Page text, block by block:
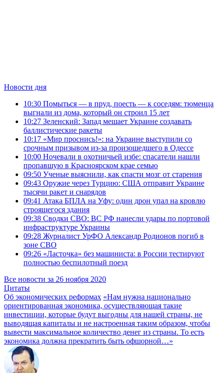
Новости дня
10:30 Помыться — в пруд, поесть — к соседям: тюменца
выгнали из дома, который он строил 15 лет
10:27 Зеленский: Запад мешает Украине создавать
баллистические ракеты
10:17 «Мир проснись!»: на Украине выступили со
срочным призывом из-за произошедшего в Одессе
10:00 Ночевали в охотничьей избе: спасатели нашли
пропавшую в Красноярском крае семью
09:50 Ученые выяснили, как спасти мозг от старения
09:43 Оружие через Турцию: США отправит Украине
тысячи ракет и снарядов
09:41 Атака БПЛА на Уфу: один дрон упал на кровлю
строящегося здания
09:38 Сводки СВО: ВС РФ нанесли удары по портовой
инфраструктуре Украины
09:28 Журналист УрФО Александр Родионов погиб в
зоне СВО
09:26 «Ласточка» без машиниста: в России тестируют
полностью беспилотный поезд
Все новости за 26 ноября 2020
Цитаты
Об экономических реформах «Нам нужна национально
ориентированная экономика, осуществляющая такие
инвестиции, которые будут выгодны для нашей страны, не
выводящая капиталы и не настроенная таким образом, чтобы
вывести максимальное количество денег из страны. То есть
экономика должна прекратить быть офшорной…»